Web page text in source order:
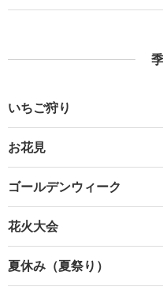
いちご狩り
お花見
ゴールデンウィーク
花火大会
夏休み（夏祭り）